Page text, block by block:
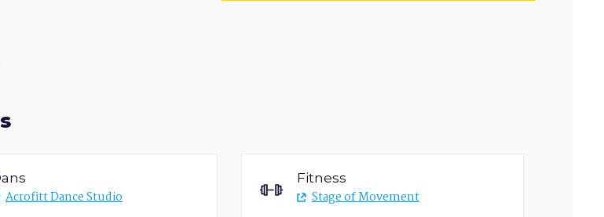
Acrofitt Dance Studio
Fitness
Stage of Movement